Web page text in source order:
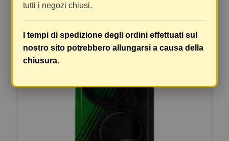
tutti i negozi chiusi.
I tempi di spedizione degli ordini effettuati sul
nostro sito potrebbero allungarsi a causa della
chiusura.